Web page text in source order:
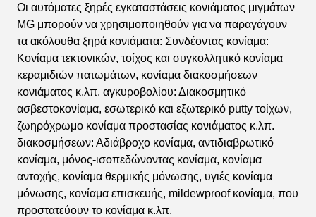
Οι αυτόματες ξηρές εγκαταστάσεις κονιάματος μιγμάτων
MG μπορούν να χρησιμοποιηθούν για να παραγάγουν
τα ακόλουθα ξηρά κονιάματα: Συνδέοντας κονίαμα:
Κονίαμα τεκτονικών, τοίχος και συγκολλητικό κονίαμα
κεραμιδιών πατωμάτων, κονίαμα διακοσμήσεων
κονιάματος κ.λπ. αγκυροβολίου: Διακοσμητικό
ασβεστοκονίαμα, εσωτερικό και εξωτερικό putty τοίχων,
ζωηρόχρωμο κονίαμα προστασίας κονιάματος κ.λπ.
διακοσμήσεων: Αδιάβροχο κονίαμα, αντιδιαβρωτικό
κονίαμα, μόνος-ισοπεδώνοντας κονίαμα, κονίαμα
αντοχής, κονίαμα θερμικής μόνωσης, υγιές κονίαμα
μόνωσης, κονίαμα επισκευής, mildewproof κονίαμα, που
προστατεύουν το κονίαμα κ.λπ.